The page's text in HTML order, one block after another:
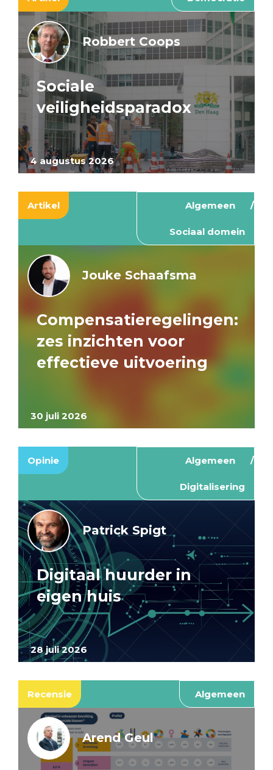
4 augustus 2026
Robbert Coops
Sociale
veiligheidsparadox
Artikel Algemeen
Sociaal domein
30 juli 2026
Jouke Schaafsma
Compensatieregelingen:
zes inzichten voor
effectieve uitvoering
Opinie Algemeen
Digitalisering
28 juli 2026
Patrick Spigt
Digitaal huurder in
eigen huis
Recensie Algemeen
Arend Geul